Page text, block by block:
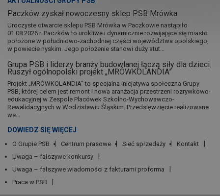
Paczków zyskał nowoczesny sklep PSB Mrówka
Uroczyste otwarcie sklepu PSB Mrówka w Paczkowie nastąpiło
01.08.2026 r. Paczków to urokliwe i dynamicznie rozwijające się miasto
położone w południowo-zachodniej części województwa opolskiego,
w powiecie nyskim. Jego położenie stanowi duży atut...
Grupa PSB i liderzy branży budowlanej łączą siły dla dzieci.
Ruszył ogólnopolski projekt „MRÓWKOLANDIA”
Projekt „MRÓWKOLANDIA” to specjalna inicjatywa społeczna Grupy
PSB, której celem jest remont i nowa aranżacja przestrzeni rozrywkowo-
edukacyjnej w Zespole Placówek Szkolno-Wychowawczo-
Rewalidacyjnych w Wodzisławiu Śląskim. Przedsięwzięcie realizowane
we...
DOWIEDZ SIĘ WIĘCEJ
O Grupie PSB Centrum prasowe Sieć sprzedaży
Kontakt
Uwaga – fałszywe konkursy
Uwaga – fałszywe wiadomości z fakturami proforma
Praca w PSB